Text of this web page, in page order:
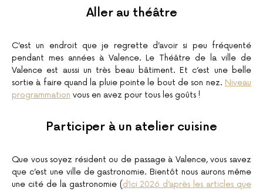
Aller au théâtre
C’est un endroit que je regrette d’avoir si peu fréquenté
pendant mes années à Valence. Le Théâtre de la ville de
Valence est aussi un très beau bâtiment. Et c’est une belle
sortie à faire quand la pluie pointe le bout de son nez. Niveau
programmation vous en avez pour tous les goûts !
Participer à un atelier cuisine
Que vous soyez résident ou de passage à Valence, vous savez
que c’est une ville de gastronomie. Bientôt nous aurons même
une cité de la gastronomie (d’ici 2026 d’après les articles que